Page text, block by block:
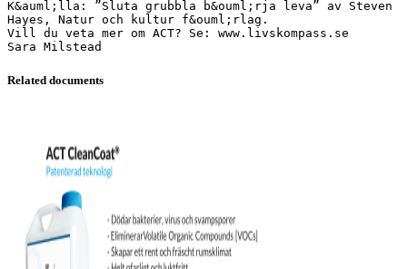
K&auml;lla: ”Sluta grubbla b&ouml;rja leva” av Steven
Hayes, Natur och kultur f&ouml;rlag.
Vill du veta mer om ACT? Se: www.livskompass.se
Related documents